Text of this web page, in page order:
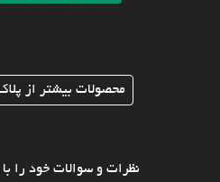
محصولات بیشتر از
نظرات و سوالات خود را